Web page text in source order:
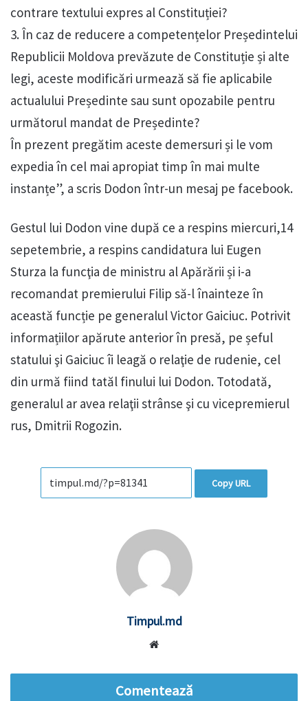
contrare textului expres al Constituției?
3. În caz de reducere a competențelor Președintelui
Republicii Moldova prevăzute de Constituție și alte
legi, aceste modificări urmează să fie aplicabile
actualului Președinte sau sunt opozabile pentru
următorul mandat de Președinte?
În prezent pregătim aceste demersuri și le vom
expedia în cel mai apropiat timp în mai multe
instanțe”, a scris Dodon într-un mesaj pe facebook.
Gestul lui Dodon vine după ce a respins miercuri,14
sepetembrie, a respins candidatura lui Eugen
Sturza la funcţia de ministru al Apărării și i-a
recomandat premierului Filip să-l înainteze în
această funcție pe generalul Victor Gaiciuc. Potrivit
informațiilor apărute anterior în presă, pe șeful
statului şi Gaiciuc îi leagă o relaţie de rudenie, cel
din urmă fiind tatăl finului lui Dodon. Totodată,
generalul ar avea relaţii strânse şi cu vicepremierul
rus, Dmitrii Rogozin.
Copy URL
Timpul.md
Comentează